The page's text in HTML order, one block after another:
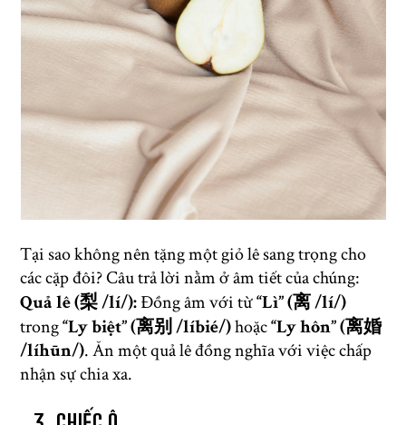
Tại sao không nên tặng một giỏ lê sang trọng cho
các cặp đôi? Câu trả lời nằm ở âm tiết của chúng:
Quả lê (梨 /lí/):Đồng âm với từ“Lì” (离 /lí/)
trong“Ly biệt” (离别 /líbié/)hoặc“Ly hôn” (离婚
/líhūn/). Ăn một quả lê đồng nghĩa với việc chấp
nhận sự chia xa.